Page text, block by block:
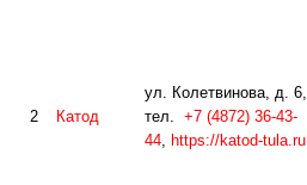
2 Катод
ул. Колетвинова, д. 6,
тел. +7 (4872) 36-43-
44
https://katod-tula.ru